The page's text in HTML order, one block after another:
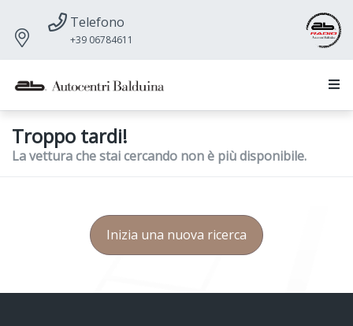
Telefono
+39 06784611
Troppo tardi!
La vettura che stai cercando non è più disponibile.
Inizia una nuova ricerca